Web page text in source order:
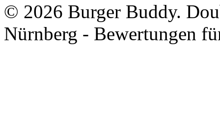
© 2026 Burger Buddy.
Nürnberg - Bewertungen